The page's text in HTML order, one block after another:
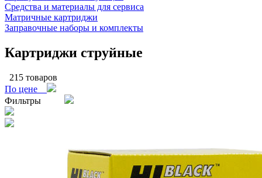
Средства и материалы для сервиса
Матричные картриджи
Заправочные наборы и комплекты
Картриджи струйные
215 товаров
По цене
Фильтры